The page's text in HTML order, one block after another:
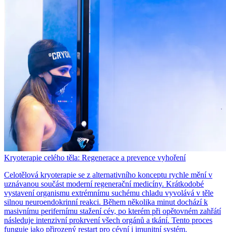
Kryoterapie celého těla: Regenerace a prevence vyhoření
Celotělová kryoterapie se z alternativního konceptu rychle mění v
uznávanou součást moderní regenerační medicíny. Krátkodobé
vystavení organismu extrémnímu suchému chladu vyvolává v těle
silnou neuroendokrinní reakci. Během několika minut dochází k
masivnímu perifernímu stažení cév, po kterém při opětovném zahřátí
následuje intenzivní prokrvení všech orgánů a tkání. Tento proces
funguje jako přirozený restart pro cévní i imunitní systém.